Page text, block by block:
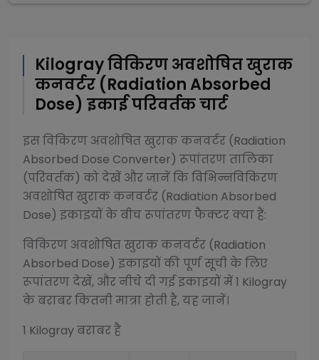
Kilograyविकिरण अवशोषित खुराक
कनवर्टर (Radiation Absorbed
Dose) इकाई परिवर्तक चार्ट
इसविकिरण अवशोषित खुराक कनवर्टर (Radiation
Absorbed Dose Converter) रूपांतरण तालिका
(परिवर्तक) को देखें और जानें कि विभिन्नविकिरण
अवशोषित खुराक कनवर्टर (Radiation Absorbed
Dose) इकाइयों के बीच रूपांतरण फैक्टर क्या हैं:
विकिरण अवशोषित खुराक कनवर्टर (Radiation
Absorbed Dose) इकाइयों की पूर्ण सूची के लिए
रूपांतरण देखें, और नीचे दी गई इकाइयों में 1 Kilogray
के बराबर कितनी मात्रा होती है, यह जानें।
1 Kilograyबराबर है